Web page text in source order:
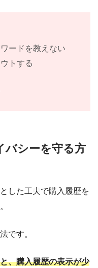
ードを教えない
トする
バシーを守る方
した工夫で購入履歴を
です。
、購入履歴の表示が少